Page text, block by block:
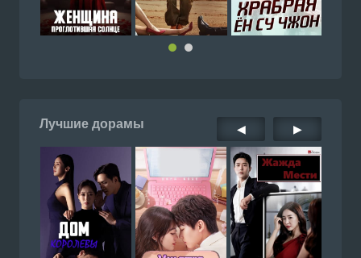
Лучшие дорамы ◀ ▶